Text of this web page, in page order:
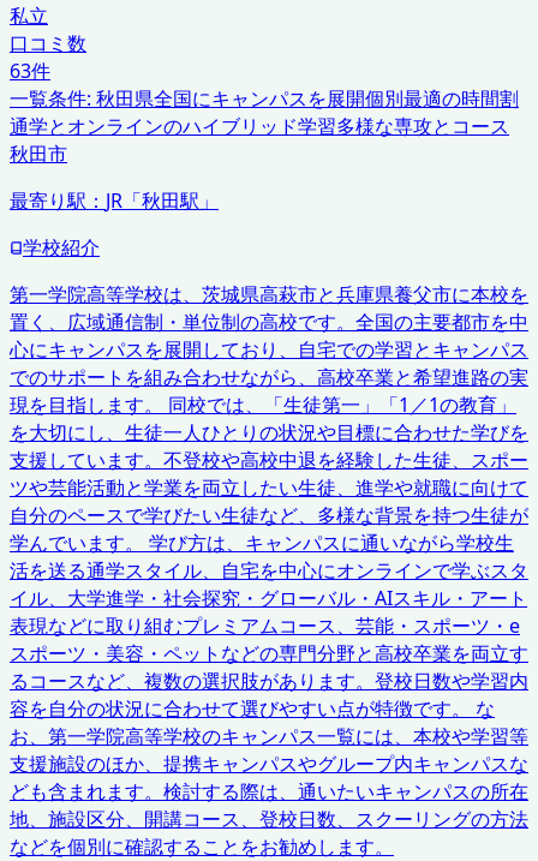
私立
口コミ数
63件
一覧条件: 秋田県全国にキャンパスを展開個別最適の時間割
通学とオンラインのハイブリッド学習多様な専攻とコース
秋田市
最寄り駅： JR「秋田駅」
学校紹介
第一学院高等学校は、茨城県高萩市と兵庫県養父市に本校を
置く、広域通信制・単位制の高校です。全国の主要都市を中
心にキャンパスを展開しており、自宅での学習とキャンパス
でのサポートを組み合わせながら、高校卒業と希望進路の実
現を目指します。 同校では、「生徒第一」「1／1の教育」
を大切にし、生徒一人ひとりの状況や目標に合わせた学びを
支援しています。不登校や高校中退を経験した生徒、スポー
ツや芸能活動と学業を両立したい生徒、進学や就職に向けて
自分のペースで学びたい生徒など、多様な背景を持つ生徒が
学んでいます。 学び方は、キャンパスに通いながら学校生
活を送る通学スタイル、自宅を中心にオンラインで学ぶスタ
イル、大学進学・社会探究・グローバル・AIスキル・アート
表現などに取り組むプレミアムコース、芸能・スポーツ・e
スポーツ・美容・ペットなどの専門分野と高校卒業を両立す
るコースなど、複数の選択肢があります。登校日数や学習内
容を自分の状況に合わせて選びやすい点が特徴です。 な
お、第一学院高等学校のキャンパス一覧には、本校や学習等
支援施設のほか、提携キャンパスやグループ内キャンパスな
ども含まれます。検討する際は、通いたいキャンパスの所在
地、施設区分、開講コース、登校日数、スクーリングの方法
などを個別に確認することをお勧めします。